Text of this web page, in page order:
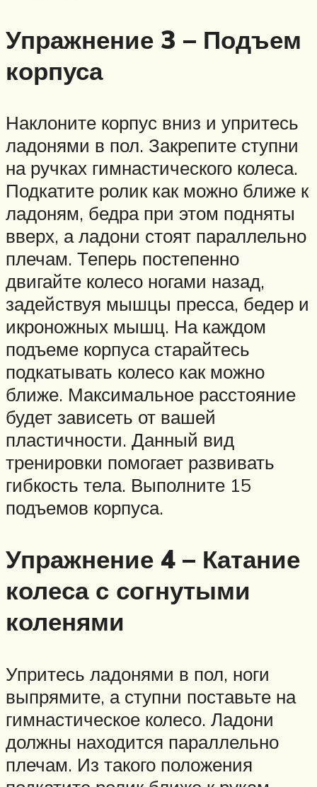
Упражнение 3 – Подъем
корпуса
Наклоните корпус вниз и упритесь
ладонями в пол. Закрепите ступни
на ручках гимнастического колеса.
Подкатите ролик как можно ближе к
ладоням, бедра при этом подняты
вверх, а ладони стоят параллельно
плечам. Теперь постепенно
двигайте колесо ногами назад,
задействуя мышцы пресса, бедер и
икроножных мышц. На каждом
подъеме корпуса старайтесь
подкатывать колесо как можно
ближе. Максимальное расстояние
будет зависеть от вашей
пластичности. Данный вид
тренировки помогает развивать
гибкость тела. Выполните 15
подъемов корпуса.
Упражнение 4 – Катание
колеса с согнутыми
коленями
Упритесь ладонями в пол, ноги
выпрямите, а ступни поставьте на
гимнастическое колесо. Ладони
должны находится параллельно
плечам. Из такого положения